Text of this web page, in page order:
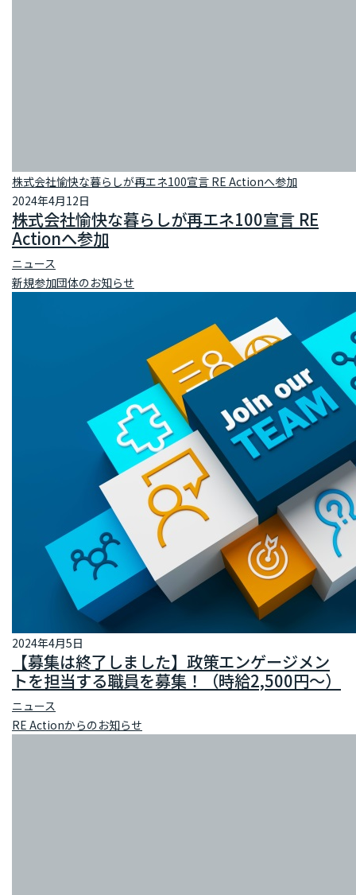
株式会社愉快な暮らしが再エネ100宣言 RE Actionへ参加
2024年4月12日
株式会社愉快な暮らしが再エネ100宣言 RE
Actionへ参加
ニュース
新規参加団体のお知らせ
2024年4月5日
【募集は終了しました】政策エンゲージメン
トを担当する職員を募集！（時給2,500円～）
ニュース
RE Actionからのお知らせ